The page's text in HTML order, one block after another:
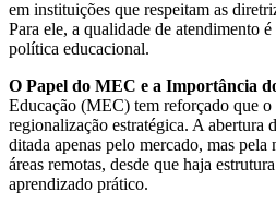
em instituições que respeitam as
Para ele, a qualidade de atendimento
política educacional.
O Papel do MEC e a Importância
Educação (MEC) tem reforçado que o
regionalização estratégica. A abertura
ditada apenas pelo mercado, mas pela
áreas remotas, desde que haja
aprendizado prático.